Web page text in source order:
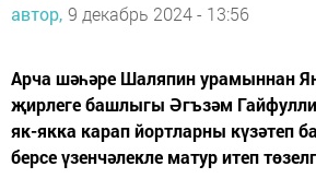
автор, 9 декабрь 2024 - 13:56
Арча шәһәре Шаляпин урамыннан
җирлеге башлыгы Әгъзәм
як-якка карап йортларны күзәтеп
берсе үзенчәлекле матур итеп